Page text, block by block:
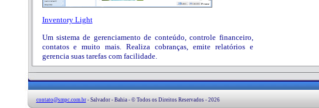
Inventory Light
Um sistema de gerenciamento de conteúdo, controle financeiro,
contatos e muito mais. Realiza cobranças, emite relatórios e
gerencia suas tarefas com facilidade.
contato@smpc.com.br- Salvador - Bahia - © Todos os Direitos Reservados - 2026